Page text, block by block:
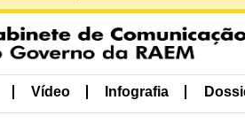
Vídeo Infografia